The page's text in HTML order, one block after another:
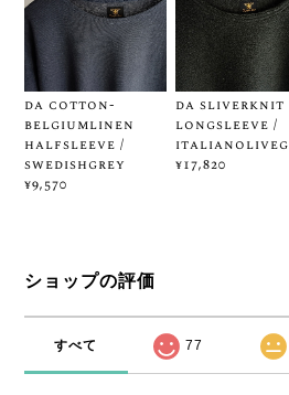
da cotton-
belgiumlinen
halfsleeve /
swedishgrey
¥9,570
da sliverknit
longsleeve /
¥17,820
ショップの評価
すべて 77